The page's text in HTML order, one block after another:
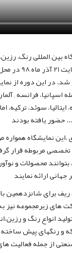
بین المللی رنگ،
کامپوزیت از
شد. در این دوره از
فرانسه ‏,
سوئد، ترکیه،
،این نمایشگاه
مربوطه قرار
محصولات و
برای شانزدهمین
های زیرمجموعه نیز
انواع رنگ و
و رنگهای پیش